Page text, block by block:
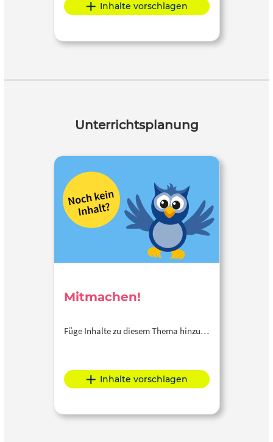
Inhalte vorschlagen
Unterrichtsplanung
Mitmachen!
Füge Inhalte zu diesem Thema hinzu…
Inhalte vorschlagen